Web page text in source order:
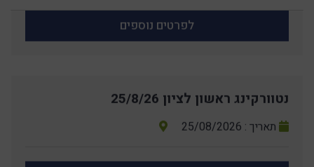
לפרטים נוספים
נטוורקינג ראשון לציון 25/8/26
תאריך : 25/08/2026